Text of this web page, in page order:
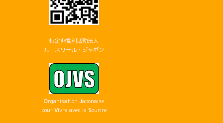
特定非営利活動法人
ル・スリール・ジャポン
OrganisationJaponaise
pourVivre avec le Sourire